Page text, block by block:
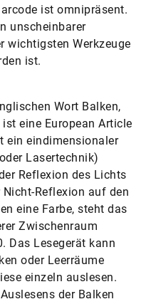
ist omnipräsent.
unscheinbarer
wichtigsten Werkzeuge
ist.
Wort Balken,
ist eine European Article
ein eindimensionaler
Lasertechnik)
Reflexion des Lichts
Reflexion auf den
eine Farbe, steht das
Zwischenraum
Das Lesegerät kann
oder Leerräume
einzeln auslesen.
der Balken